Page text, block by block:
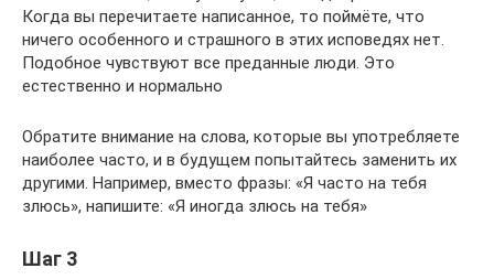
Когда вы перечитаете написанное, то поймёте, что
ничего особенного и страшного в этих исповедях нет.
Подобное чувствуют все преданные люди. Это
естественно и нормально
Обратите внимание на слова, которые вы употребляете
наиболее часто, и в будущем попытайтесь заменить их
другими. Например, вместо фразы: «Я часто на тебя
злюсь», напишите: «Я иногда злюсь на тебя»
Шаг 3